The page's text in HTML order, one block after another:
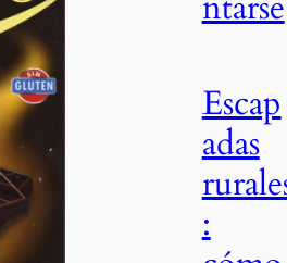
Escap
adas
: